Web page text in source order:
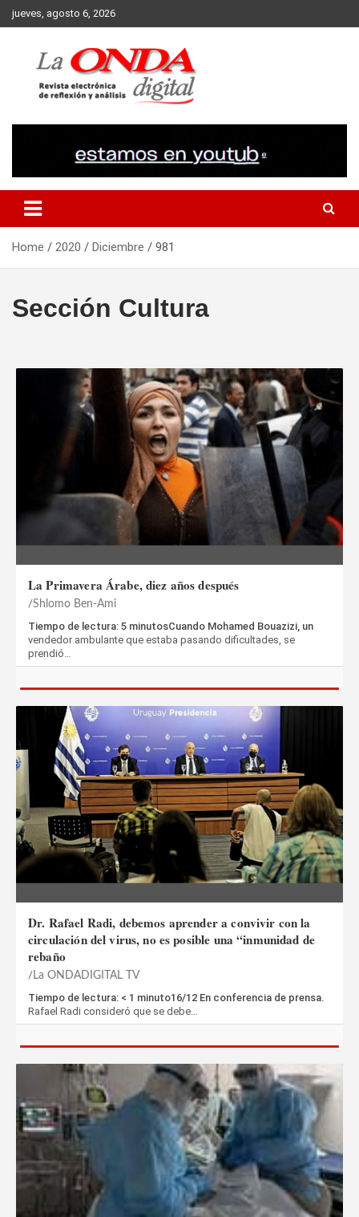
Skip
to
jueves, agosto 6, 2026
Home 2020 Diciembre 981
La Primavera Árabe, diez años después
Shlomo Ben-Ami
Tiempo de lectura: 5 minutosCuando Mohamed Bouazizi, un
vendedor ambulante que estaba pasando dificultades, se
prendió…
Dr. Rafael Radi, debemos aprender a convivir con la
circulación del virus, no es posible una “inmunidad de
rebaño
La ONDADIGITAL TV
Tiempo de lectura: < 1 minuto16/12 En conferencia de prensa.
Rafael Radi consideró que se debe…